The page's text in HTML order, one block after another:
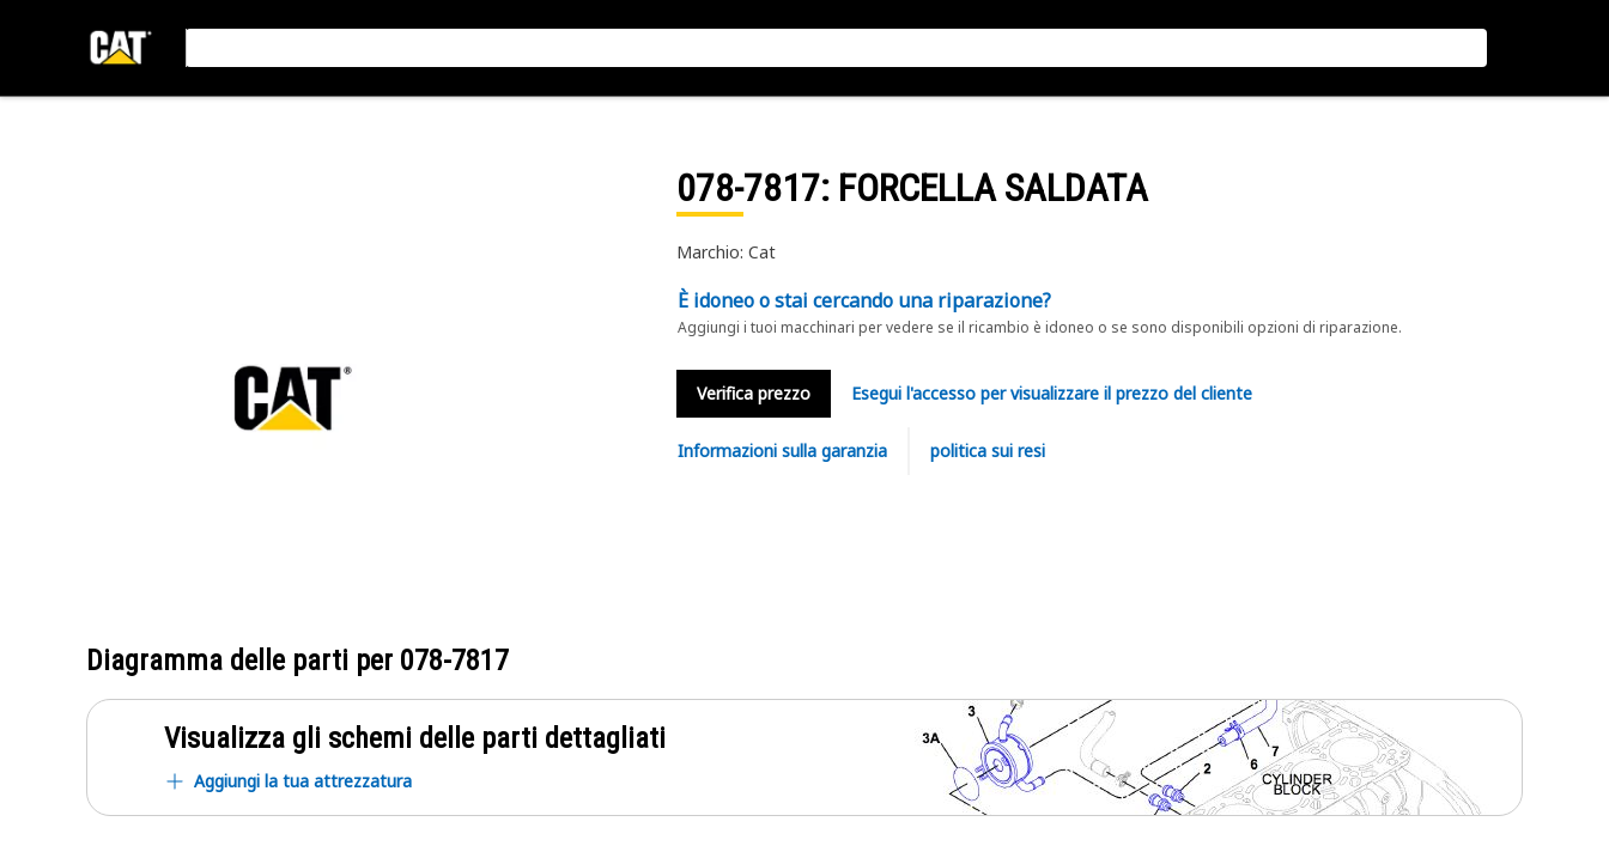
078-7817: FORCELLA SALDATA
Marchio: Cat
È idoneo o stai cercando una riparazione?
Aggiungi i tuoi macchinari per vedere se il ricambio è idoneo o se sono disponibili opzioni di riparazione.
Verifica prezzo Esegui l'accesso per visualizzare il prezzo del cliente
Informazioni sulla garanzia politica sui resi
Diagramma delle parti per 078-7817
Visualizza gli schemi delle parti dettagliati
Aggiungi la tua attrezzatura